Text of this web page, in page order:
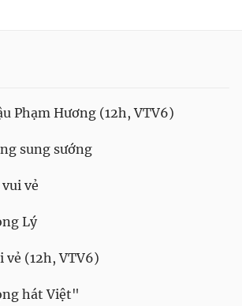
Phạm Hương (12h, VTV6)
sung sướng
vẻ
Lý
vẻ (12h, VTV6)
hát Việt"